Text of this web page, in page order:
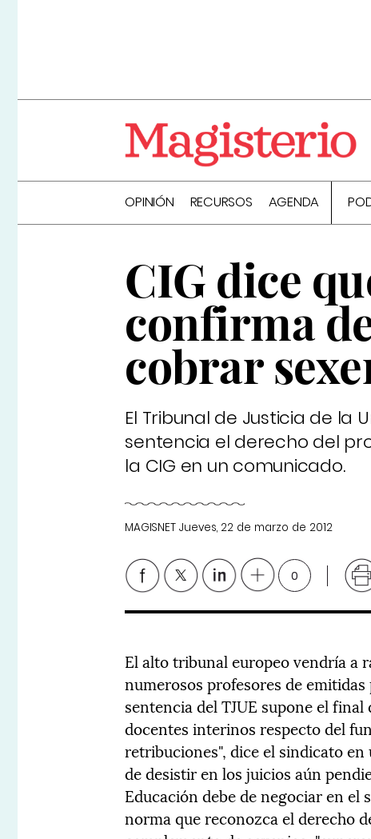
OPINIÓN RECURSOS AGENDA
CIG dice
confirma
cobrar
El Tribunal de Justicia de la
sentencia el derecho del
la CIG en un comunicado.
MAGISNET Jueves, 22 de marzo de 2012
0
El alto tribunal europeo vendría a
numerosos profesores de
sentencia del TJUE supone el
docentes interinos respecto del
retribuciones", dice el sindicato en
de desistir en los juicios aún
Educación debe de negociar en el
norma que reconozca el derecho